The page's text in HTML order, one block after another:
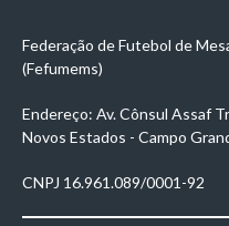
Federação de Futebol de
(Fefumems)
Endereço: Av. Cônsul Assaf
Novos Estados - Campo
CNPJ 16.961.089/0001-92